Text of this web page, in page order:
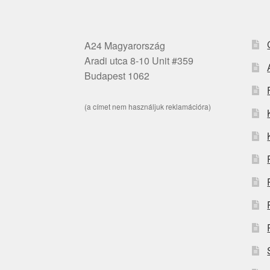
A24 Magyarország
Aradi utca 8-10 Unit #359
Budapest 1062
(a címet nem használjuk reklamációra)